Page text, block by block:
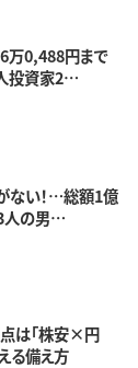
万0,488円まで
投資家2…
ない！…総額1億
人の男…
は「株安×円
る備え方